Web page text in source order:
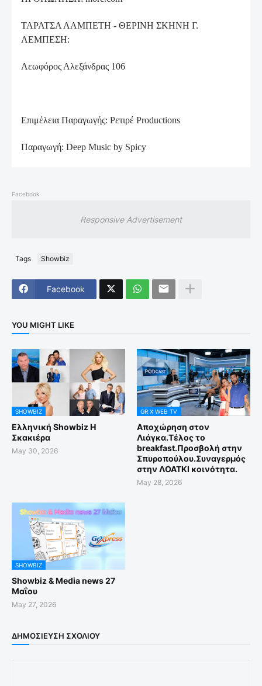
ΤΑΡΑΤΣΑ ΛΑΜΠΕΤΗ - ΘΕΡΙΝΗ ΣΚΗΝΗ Γ.
ΛΕΜΠΕΣΗ:
Λεωφόρος Αλεξάνδρας 106
Επιμέλεια Παραγωγής: Ρετιρέ Productions
Παραγωγή: Deep Music by Spicy
Facebook
Responsive Advertisement
Tags Showbiz
Facebook
YOU MIGHT LIKE
SHOWBIZ
Ελληνική Showbiz Η
Σκακιέρα
May 30, 2026
GR X WEB TV
Αποχώρηση στον
Λιάγκα.Τέλος το
breakfast.Προσβολή στην
Σπυροπούλου.Συναγερμός
στην ΛΟΑΤΚΙ κοινότητα.
May 28, 2026
SHOWBIZ
Showbiz & Media news 27
Μαΐου
May 27, 2026
ΔΗΜΟΣΊΕΥΣΗ ΣΧΟΛΊΟΥ